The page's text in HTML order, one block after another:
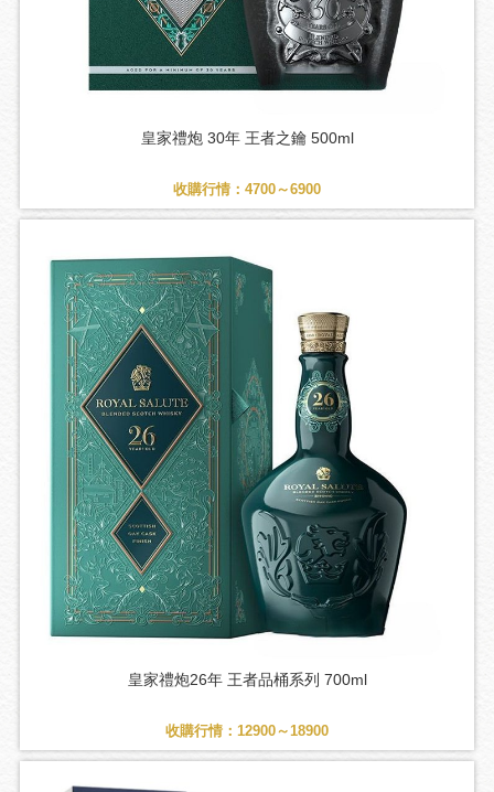
皇家禮炮 30年 王者之鑰 500ml
收購行情：4700～6900
皇家禮炮26年 王者品桶系列 700ml
收購行情：12900～18900